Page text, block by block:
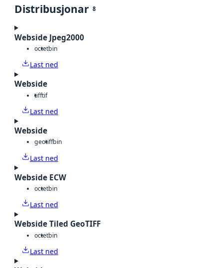
Distribusjonar 8
Webside Jpeg2000
octetbin
Last ned
Webside
tifftif
Last ned
Webside
geotiffbin
Last ned
Webside ECW
octetbin
Last ned
Webside Tiled GeoTIFF
octetbin
Last ned